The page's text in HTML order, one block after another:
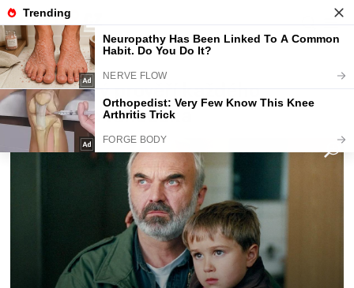
Fajntip.cz Magazín
Kvíz, který prověří každého
filmového fanouška